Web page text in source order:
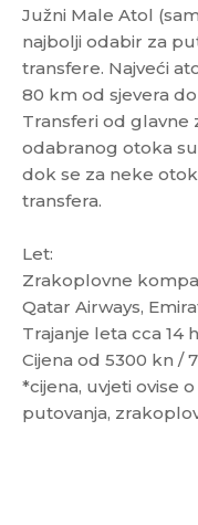
Južni Male Atol
najbolji odabir za
transfere. Najveći
80 km od sjevera
Transferi od glavne
odabranog otoka
dok se za neke
transfera.
Let:
Zrakoplovne
Qatar Airways,
Trajanje leta cca 14
Cijena od 5300 kn /
*cijena, uvjeti ovise
putovanja,